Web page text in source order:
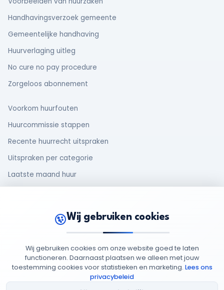
Handhavingsverzoek gemeente
Gemeentelijke handhaving
Huurverlaging uitleg
No cure no pay procedure
Zorgeloos abonnement
Voorkom huurfouten
Huurcommissie stappen
Recente huurrecht uitspraken
Uitspraken per categorie
Laatste maand huur
Rechten van huurders
© 2026 MijnHuurdossierOpgericht 2025-: 95949852
Privacy
Cookie
Algemene
Cookie
Wij gebruiken cookies
Wij gebruiken cookies om onze website goed te laten
functioneren. Daarnaast plaatsen we alleen met jouw
toestemming cookies voor statistieken en marketing. Lees ons
privacybeleid